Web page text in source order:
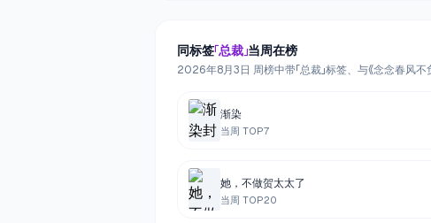
同标签「总裁」当周在榜
2026年8月3日 周榜中带「总裁」标签、与《念念春风不
渐染
当周 TOP7
她，不做贺太太了
当周 TOP20